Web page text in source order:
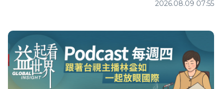
2026.08.09 07:55